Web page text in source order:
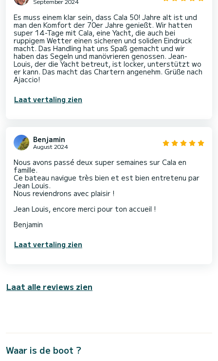
Es muss einem klar sein, dass Cala 50! Jahre alt ist und
man den Komfort der 70er Jahre genießt. Wir hatten
super 14-Tage mit Cala, eine Yacht, die auch bei
ruppigem Wetter einen sicheren und soliden Eindruck
macht. Das Handling hat uns Spaß gemacht und wir
haben das Segeln und manövrieren genossen. Jean-
Louis, der die Yacht betreut, ist locker, unterstützt wo
er kann. Das macht das Chartern angenehm. Grüße nach
Ajaccio!
Laat vertaling zien
Benjamin
August 2024
Nous avons passé deux super semaines sur Cala en
famille.
Ce bateau navigue très bien et est bien entretenu par
Jean Louis.
Nous reviendrons avec plaisir !
Jean Louis, encore merci pour ton accueil !
Benjamin
Laat vertaling zien
Laat alle reviews zien
Waar is de boot ?